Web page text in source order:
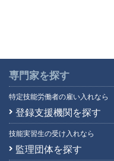
専門家を探す
特定技能労働者の雇い入れなら
登録支援機関を探す
技能実習生の受け入れなら
監理団体を探す